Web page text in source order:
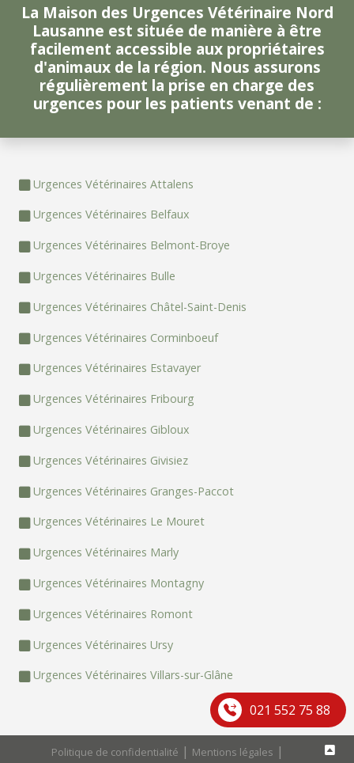
021 552 75 88
La Maison des Urgences Vétérinaire Nord
Lausanne est située de manière à être
facilement accessible aux propriétaires
d'animaux de la région. Nous assurons
régulièrement la prise en charge des
urgences pour les patients venant de :
Urgences Vétérinaires Attalens
Urgences Vétérinaires Belfaux
Urgences Vétérinaires Belmont-Broye
Urgences Vétérinaires Bulle
Urgences Vétérinaires Châtel-Saint-Denis
Urgences Vétérinaires Corminboeuf
Urgences Vétérinaires Estavayer
Urgences Vétérinaires Fribourg
Urgences Vétérinaires Gibloux
Urgences Vétérinaires Givisiez
Urgences Vétérinaires Granges-Paccot
Urgences Vétérinaires Le Mouret
Urgences Vétérinaires Marly
Urgences Vétérinaires Montagny
Urgences Vétérinaires Romont
Urgences Vétérinaires Ursy
Urgences Vétérinaires Villars-sur-Glâne
Politique de confidentialité | Mentions légales |